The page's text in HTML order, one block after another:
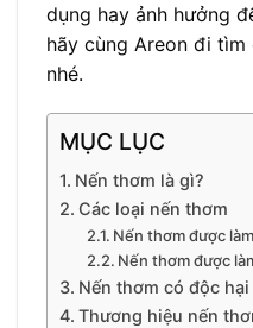
dụng hay ảnh hưởng
hãy cùng Areon đi
nhé.
MỤC LỤC
Nến thơm là gì?
Các loại nến thơm
Nến thơm được
Nến thơm được
Nến thơm có độc
Thương hiệu nến